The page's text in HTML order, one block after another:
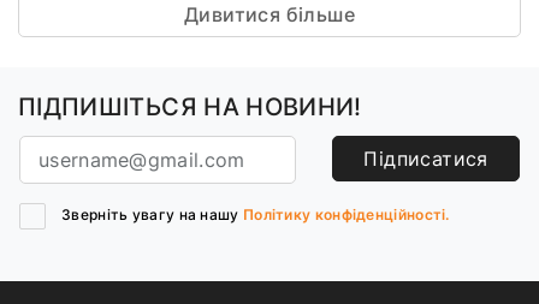
Дивитися більше
ПІДПИШІТЬСЯ НА НОВИНИ!
Підписатися
Зверніть увагу на нашу Політику конфіденційності.